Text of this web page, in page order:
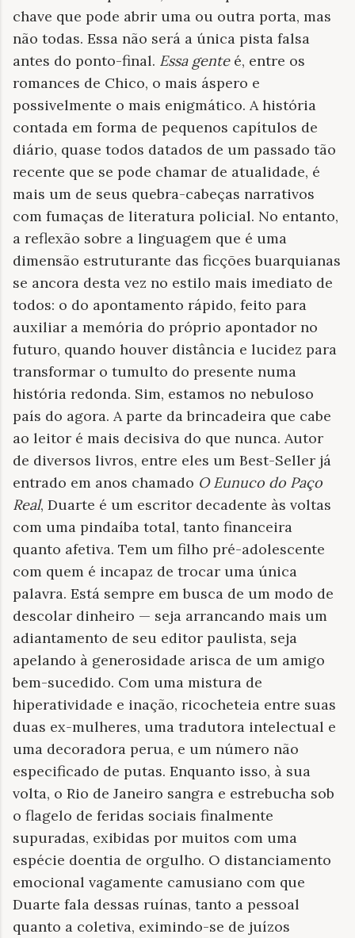
chave que pode abrir uma ou outra porta, mas
não todas. Essa não será a única pista falsa
antes do ponto-final. Essa genteé, entre os
romances de Chico, o mais áspero e
possivelmente o mais enigmático. A história
contada em forma de pequenos capítulos de
diário, quase todos datados de um passado tão
recente que se pode chamar de atualidade, é
mais um de seus quebra-cabeças narrativos
com fumaças de literatura policial. No entanto,
a reflexão sobre a linguagem que é uma
dimensão estruturante das ficções buarquianas
se ancora desta vez no estilo mais imediato de
todos: o do apontamento rápido, feito para
auxiliar a memória do próprio apontador no
futuro, quando houver distância e lucidez para
transformar o tumulto do presente numa
história redonda. Sim, estamos no nebuloso
país do agora. A parte da brincadeira que cabe
ao leitor é mais decisiva do que nunca. Autor
de diversos livros, entre eles um Best-Seller já
entrado em anos chamado O Eunuco do Paço
Real, Duarte é um escritor decadente às voltas
com uma pindaíba total, tanto financeira
quanto afetiva. Tem um filho pré-adolescente
com quem é incapaz de trocar uma única
palavra. Está sempre em busca de um modo de
descolar dinheiro — seja arrancando mais um
adiantamento de seu editor paulista, seja
apelando à generosidade arisca de um amigo
bem-sucedido. Com uma mistura de
hiperatividade e inação, ricocheteia entre suas
duas ex-mulheres, uma tradutora intelectual e
uma decoradora perua, e um número não
especificado de putas. Enquanto isso, à sua
volta, o Rio de Janeiro sangra e estrebucha sob
o flagelo de feridas sociais finalmente
supuradas, exibidas por muitos com uma
espécie doentia de orgulho. O distanciamento
emocional vagamente camusiano com que
Duarte fala dessas ruínas, tanto a pessoal
quanto a coletiva, eximindo-se de juízos